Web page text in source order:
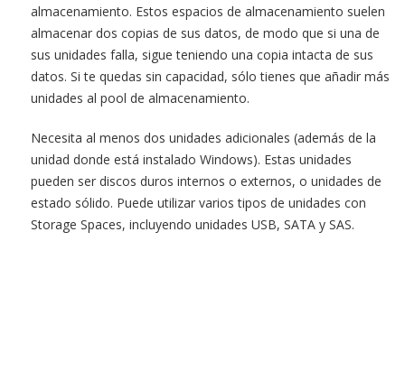
almacenamiento. Estos espacios de almacenamiento suelen
almacenar dos copias de sus datos, de modo que si una de
sus unidades falla, sigue teniendo una copia intacta de sus
datos. Si te quedas sin capacidad, sólo tienes que añadir más
unidades al pool de almacenamiento.
Necesita al menos dos unidades adicionales (además de la
unidad donde está instalado Windows). Estas unidades
pueden ser discos duros internos o externos, o unidades de
estado sólido. Puede utilizar varios tipos de unidades con
Storage Spaces, incluyendo unidades USB, SATA y SAS.